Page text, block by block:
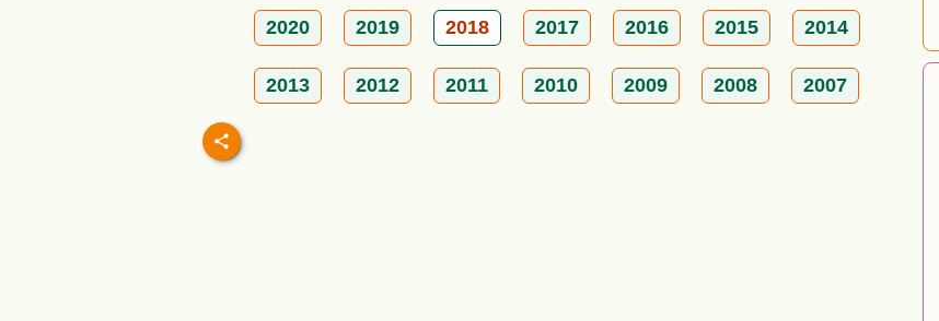
2020 2019 2018 2017 2016 2015 2014
2013 2012 2011 2010 2009 2008 2007